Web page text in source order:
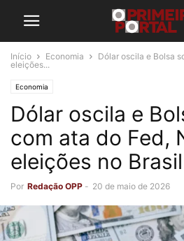
Início Economia
Dólar oscila e Bolsa
eleições...
Economia
Dólar oscila e
com ata do Fed,
eleições no Brasil
Por Redação OPP - 20 de maio de 2026